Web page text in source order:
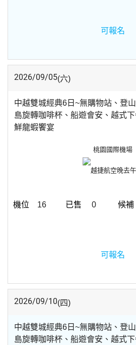
可報名
2026/09/05(六)
中越雙城經典6日~無購物站、登
島旋轉咖啡杯、船遊會安、越式
鮮龍蝦饗宴
桃園國際機場
越捷航空晚去
16 0
可報名
2026/09/10(四)
中越雙城經典6日~無購物站、登
島旋轉咖啡杯、船遊會安、越式